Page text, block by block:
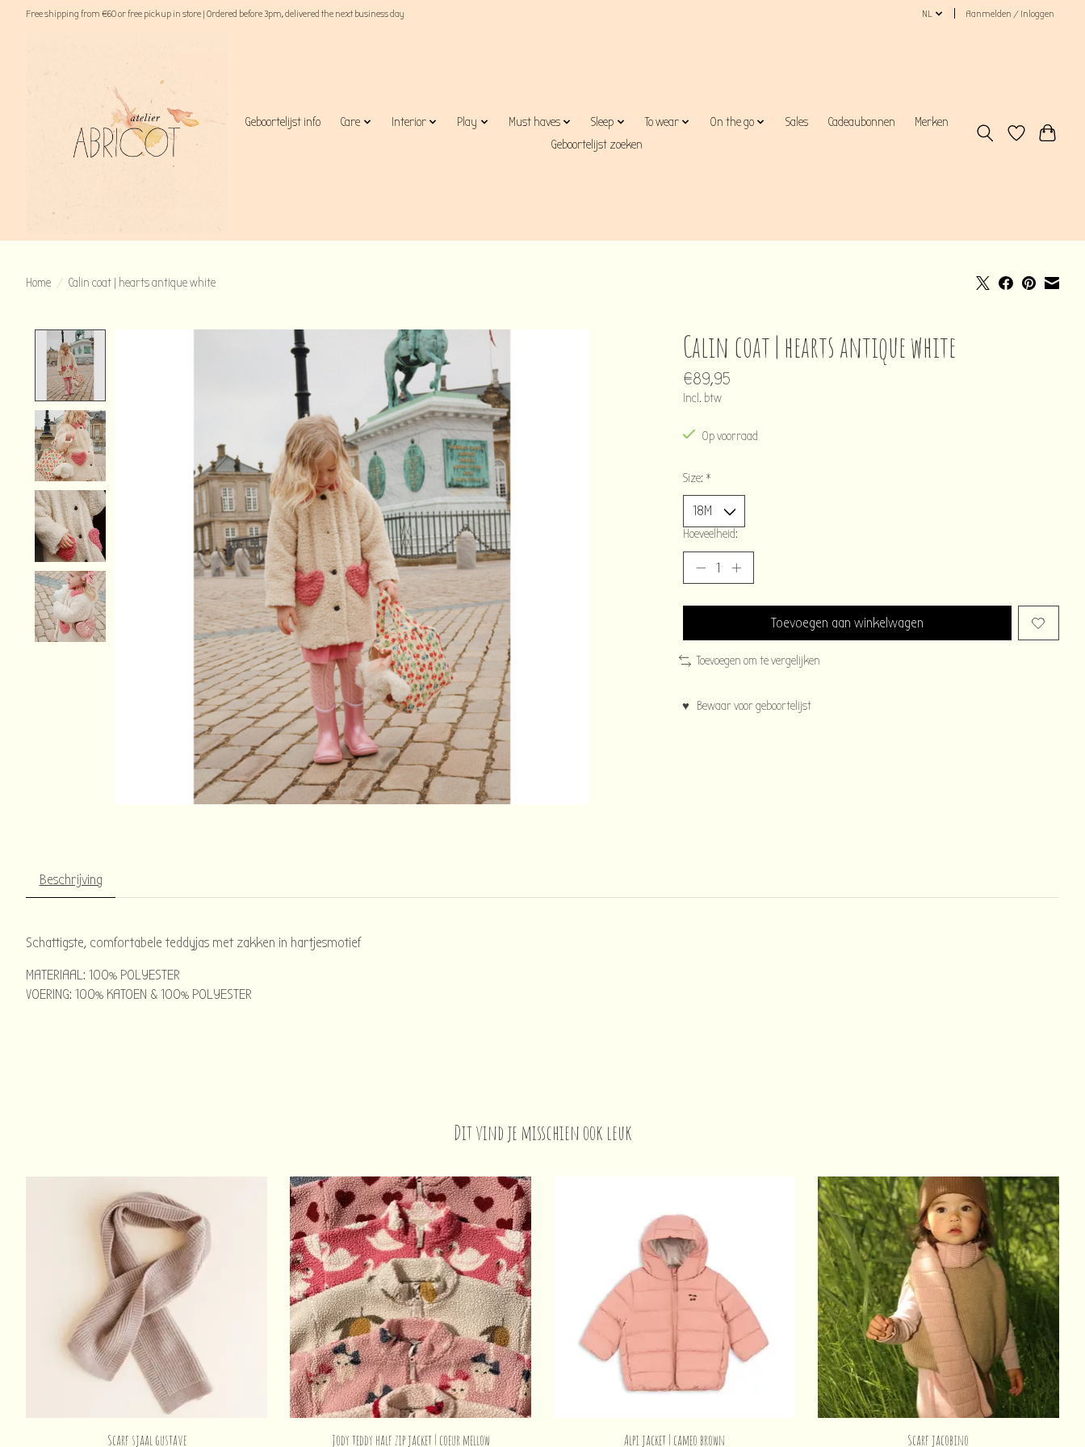
Free shipping from €60 or free pick up in store | Ordered before 3pm, delivered the next business day NL Aanmelden / Inloggen
Geboortelijst info Care Interior Play Must haves Sleep To wear On the go Sales Cadeaubonnen
Merken
Geboortelijst zoeken
Home / Calin coat | hearts antique white
Calin coat | hearts antique white
€89,95
Incl. btw
Op voorraad
Size: *
Hoeveelheid:
Toevoegen aan winkelwagen
Toevoegen om te vergelijken
♥ Bewaar voor geboortelijst
Beschrijving
Schattigste, comfortabele teddyjas met zakken in hartjesmotief
MATERIAAL: 100% POLYESTER
VOERING: 100% KATOEN & 100% POLYESTER
Dit vind je misschien ook leuk
Scarf sjaal gustave Jody teddy half zip jacket | coeur mellow Alpi jacket | cameo brown Scarf jacobino